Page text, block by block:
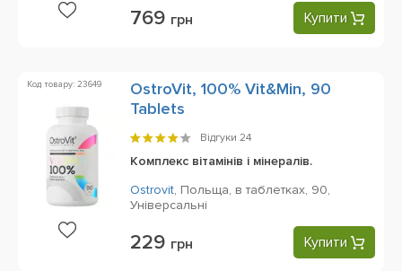
769 грн Купити
Код товару: 23649
OstroVit, 100% Vit&Min, 90
Tablets
Відгуки 24
Комплекс вітамінів і мінералів.
Ostrovit, Польща, в таблетках, 90,
Універсальні
229 грн Купити